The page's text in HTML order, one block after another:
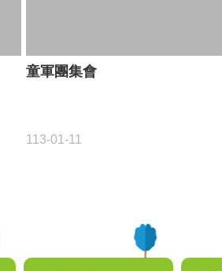
童軍團集會
113-01-11